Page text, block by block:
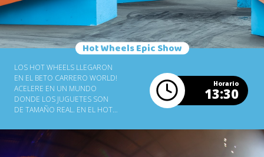
Hot Wheels Epic Show
LOS HOT WHEELS LLEGARON
EN EL BETO CARRERO WORLD!
ACELERE EN UN MUNDO
DONDE LOS JUGUETES SON
DE TAMAÑO REAL. EN EL HOT
PÚBLICO VIBRA CON UN
ESPECTÁCULO EMOCIONANTE,
Horario
13:30